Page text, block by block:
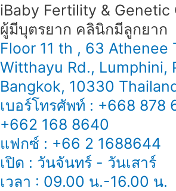
iBaby Fertility & Genetic
ผู้มีบุตรยาก คลินิกมีลูกยาก
Floor 11 th , 63 Athenee
Witthayu Rd., Lumphini,
Bangkok, 10330
เบอร์โทรศัพท์ : +668 878
+662 168 8640
แฟกซ์ : +66 2 1688644
เปิด : วันจันทร์ - วันเสาร์
เวลา : 09.00 น.-16.00 น.